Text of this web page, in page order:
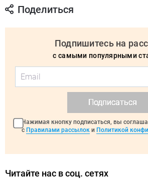
Поделиться
Подпишитесь на
с самыми популярными
Подписаться
Нажимая кнопку подписаться, вы
с Правилами рассылок и Политикой
Читайте нас в соц. сетях